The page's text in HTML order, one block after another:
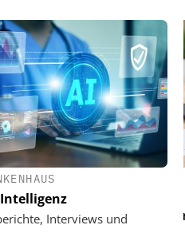
Interviews und
EASY SOFTWARE AG
Digitalisierung im
Von digitaler